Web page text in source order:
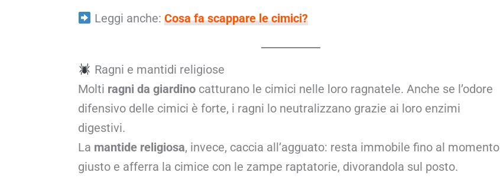
Leggi anche: Cosa fa scappare le cimici?
Ragni e mantidi religiose
Molti ragni da giardino catturano le cimici nelle loro ragnatele. Anche se l’odore
difensivo delle cimici è forte, i ragni lo neutralizzano grazie ai loro enzimi
digestivi.
La mantide religiosa, invece, caccia all’agguato: resta immobile fino al momento
giusto e afferra la cimice con le zampe raptatorie, divorandola sul posto.